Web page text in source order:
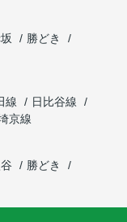
勝どき
線
日比谷線
京線
勝どき